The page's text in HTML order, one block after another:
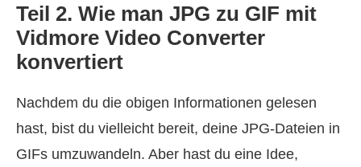
Teil 2. Wie man JPG zu GIF mit
Vidmore Video Converter
konvertiert
Nachdem du die obigen Informationen gelesen
hast, bist du vielleicht bereit, deine JPG-Dateien in
GIFs umzuwandeln. Aber hast du eine Idee,